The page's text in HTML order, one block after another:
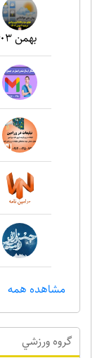
بهمن ۱۴۰۳
مشاهده همه
گروه ورزشي